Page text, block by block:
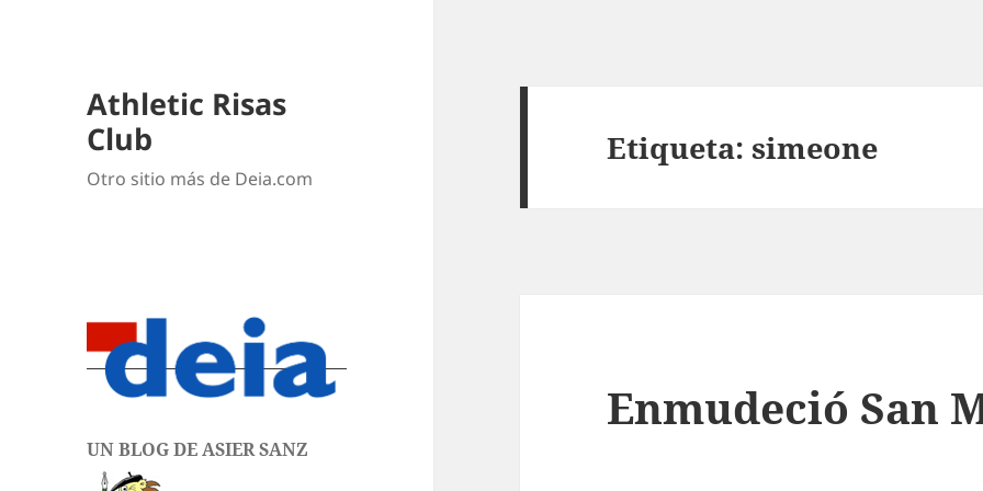
Athletic Risas
Club
Otro sitio más de Deia.com
UN BLOG DE ASIER SANZ
Etiqueta:simeone
Enmudeció San